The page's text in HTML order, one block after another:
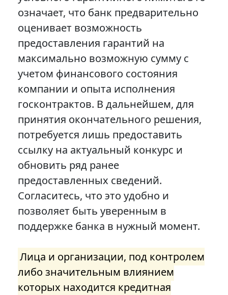
означает, что банк предварительно
оценивает возможность
предоставления гарантий на
максимально возможную сумму с
учетом финансового состояния
компании и опыта исполнения
госконтрактов. В дальнейшем, для
принятия окончательного решения,
потребуется лишь предоставить
ссылку на актуальный конкурс и
обновить ряд ранее
предоставленных сведений.
Согласитесь, что это удобно и
позволяет быть уверенным в
поддержке банка в нужный момент.
Лица и организации, под контролем
либо значительным влиянием
которых находится кредитная